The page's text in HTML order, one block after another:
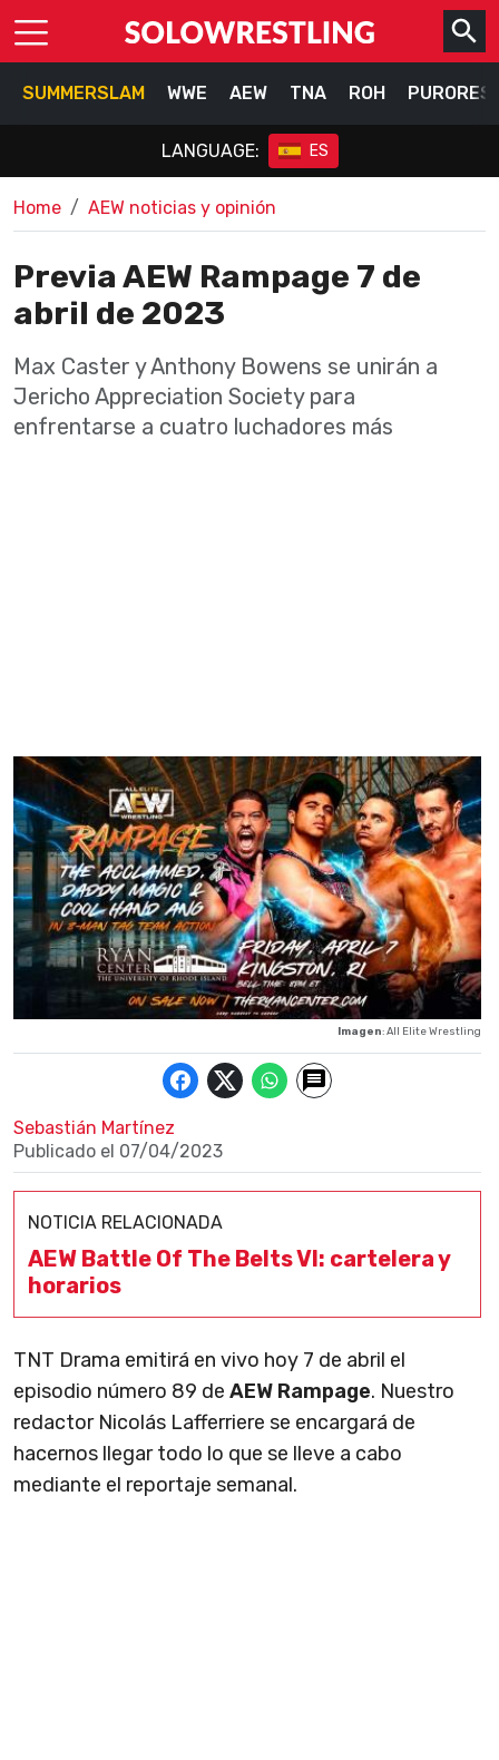
SUMMERSLAM WWE AEW TNA ROH
LANGUAGE: ES
Home AEW noticias y opinión
Previa AEW Rampage 7 de
abril de 2023
Max Caster y Anthony Bowens se unirán a
Jericho Appreciation Society para
enfrentarse a cuatro luchadores más
Imagen: All Elite Wrestling
Sebastián Martínez
Publicado el 07/04/2023
NOTICIA RELACIONADA
AEW Battle Of The Belts VI: cartelera y
horarios
TNT Drama emitirá en vivo hoy 7 de abril el
episodio número 89 de AEW Rampage. Nuestro
redactor Nicolás Lafferriere se encargará de
hacernos llegar todo lo que se lleve a cabo
mediante el reportaje semanal.